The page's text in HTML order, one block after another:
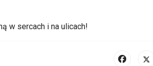
w sercach i na ulicach!